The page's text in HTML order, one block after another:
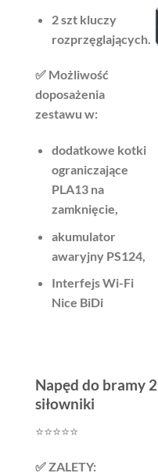
2 szt kluczy
rozprzęglających.
✅ Możliwość
doposażenia
zestawu w:
dodatkowe kotki
ograniczające
PLA13 na
zamknięcie,
akumulator
awaryjny PS124,
Interfejs Wi-Fi
Nice BiDi
Napęd do bramy 2
siłowniki
⭐️⭐️⭐️⭐️⭐️
✅ ZALETY: